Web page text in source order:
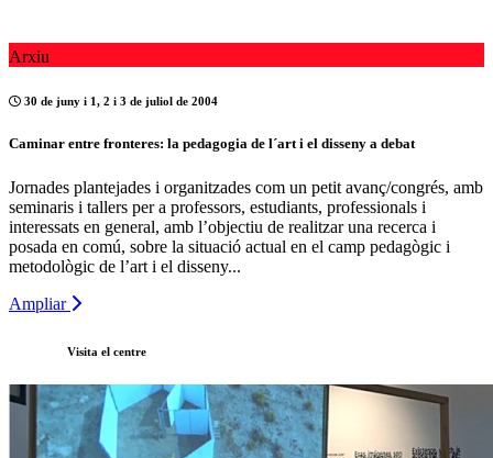
Arxiu
30 de juny i 1, 2 i 3 de juliol de 2004
Caminar entre fronteres: la pedagogia de l´art i el disseny a debat
Jornades plantejades i organitzades com un petit avanç/congrés, amb
seminaris i tallers per a professors, estudiants, professionals i
interessats en general, amb l’objectiu de realitzar una recerca i
posada en comú, sobre la situació actual en el camp pedagògic i
metodològic de l’art i el disseny...
Ampliar
Visita el centre